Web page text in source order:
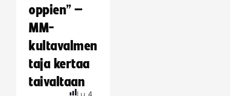
oppien” –
MM-
kultavalmen
taja kertaa
taivaltaan